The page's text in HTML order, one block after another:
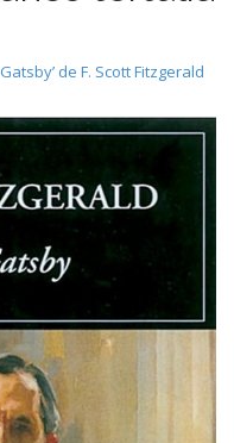
de F. Scott Fitzgerald